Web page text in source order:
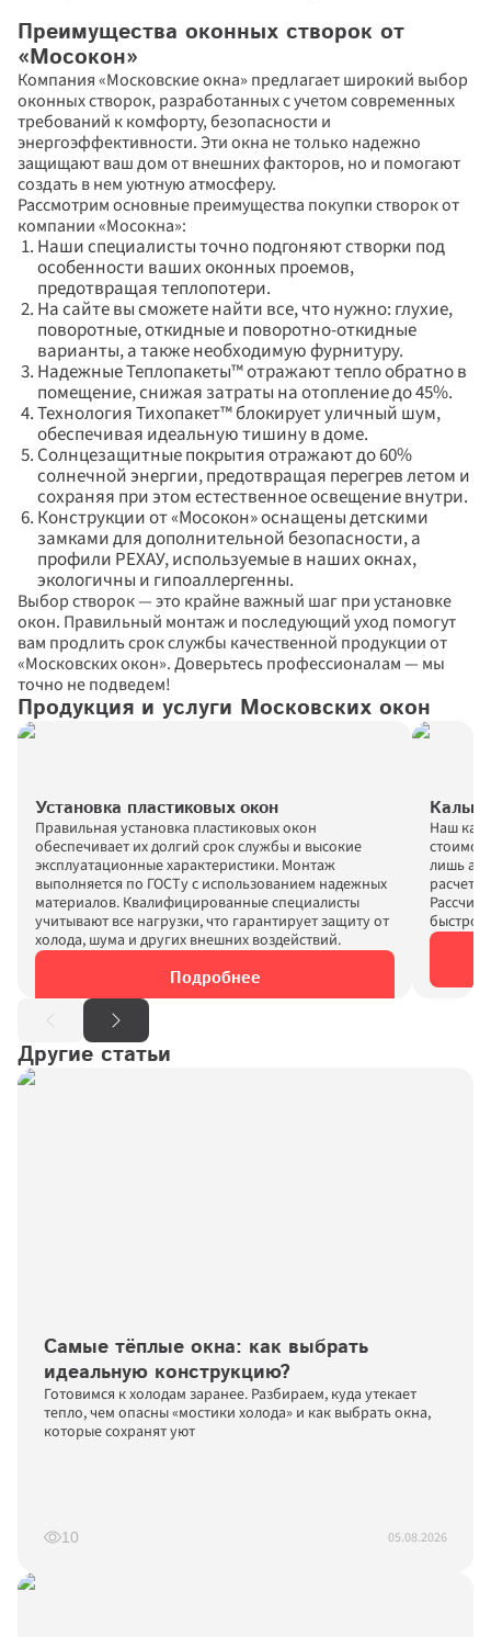
Преимущества оконных створок от
«Мосокон»
Компания «Московские окна» предлагает широкий выбор
оконных створок, разработанных с учетом современных
требований к комфорту, безопасности и
энергоэффективности. Эти окна не только надежно
защищают ваш дом от внешних факторов, но и помогают
создать в нем уютную атмосферу.
Рассмотрим основные преимущества покупки створок от
компании «Мосокна»:
Наши специалисты точно подгоняют створки под
особенности ваших оконных проемов,
предотвращая теплопотери.
На сайте вы сможете найти все, что нужно: глухие,
поворотные, откидные и поворотно-откидные
варианты, а также необходимую фурнитуру.
Надежные Теплопакеты™ отражают тепло обратно в
помещение, снижая затраты на отопление до 45%.
Технология Тихопакет™ блокирует уличный шум,
обеспечивая идеальную тишину в доме.
Солнцезащитные покрытия отражают до 60%
солнечной энергии, предотвращая перегрев летом и
сохраняя при этом естественное освещение внутри.
Конструкции от «Мосокон» оснащены детскими
замками для дополнительной безопасности, а
профили РЕХАУ, используемые в наших окнах,
экологичны и гипоаллергенны.
Выбор створок — это крайне важный шаг при установке
окон. Правильный монтаж и последующий уход помогут
вам продлить срок службы качественной продукции от
«Московских окон». Доверьтесь профессионалам — мы
точно не подведем!
Продукция и услуги Московских окон
Установка пластиковых окон
Правильная установка пластиковых окон
обеспечивает их долгий срок службы и высокие
эксплуатационные характеристики. Монтаж
выполняется по ГОСТу с использованием надежных
материалов. Квалифицированные специалисты
учитывают все нагрузки, что гарантирует защиту от
холода, шума и других внешних воздействий.
Подробнее
Наш
лишь
быстро
Другие статьи
Самые тёплые окна: как выбрать
идеальную конструкцию?
Готовимся к холодам заранее. Разбираем, куда утекает
тепло, чем опасны «мостики холода» и как выбрать окна,
которые сохранят уют
10 05.08.2026